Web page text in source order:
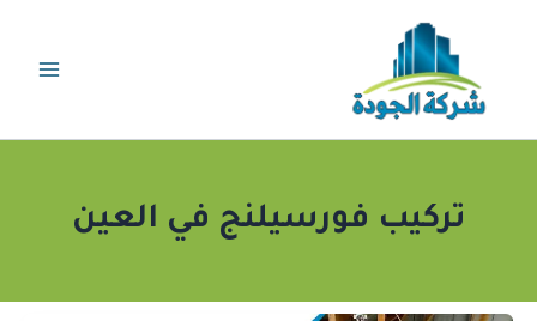
تركيب فورسيلنج في العين